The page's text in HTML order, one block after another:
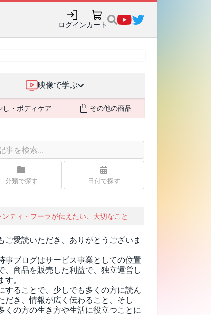
ログインカート
映像で学ぶ
し・ボディケア その他の商品
分類で探す 日付で探す
ンティ・フーラが伝えたい、大切なこと
ご愛読いただき、ありがとうございま
事ブログはサービス事業としての位置
、商品を販売した利益で、独立運営し
す。
することで、少しでも多くの方に読ん
だき、情報が広く伝わること、そし
くの方の生き方や生活に役立つことに